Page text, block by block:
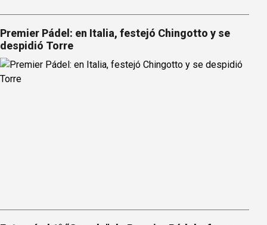
Premier Pádel: en Italia, festejó Chingotto y se
despidió Torre